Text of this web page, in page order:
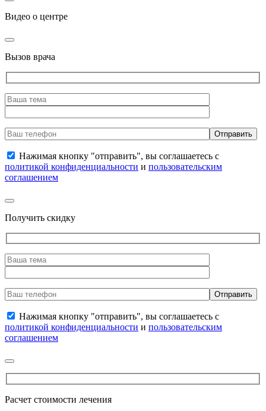
Видео о центре
Вызов врача
Нажимая кнопку "отправить", вы соглашаетесь с
политикой конфиденциальности и пользовательским
соглашением
Получить скидку
Нажимая кнопку "отправить", вы соглашаетесь с
политикой конфиденциальности и пользовательским
соглашением
Расчет стоимости лечения